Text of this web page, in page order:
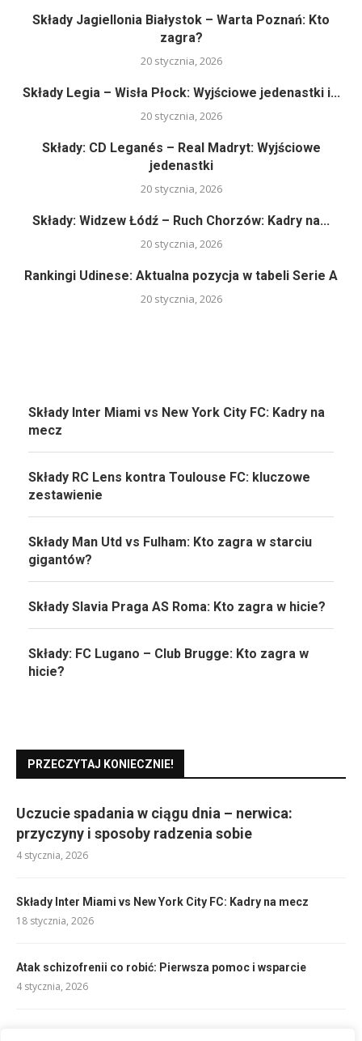
Składy Jagiellonia Białystok – Warta Poznań: Kto
zagra?
20 stycznia, 2026
Składy Legia – Wisła Płock: Wyjściowe jedenastki i...
20 stycznia, 2026
Składy: CD Leganés – Real Madryt: Wyjściowe
jedenastki
20 stycznia, 2026
Składy: Widzew Łódź – Ruch Chorzów: Kadry na...
20 stycznia, 2026
Rankingi Udinese: Aktualna pozycja w tabeli Serie A
20 stycznia, 2026
Składy Inter Miami vs New York City FC: Kadry na
mecz
Składy RC Lens kontra Toulouse FC: kluczowe
zestawienie
Składy Man Utd vs Fulham: Kto zagra w starciu
gigantów?
Składy Slavia Praga AS Roma: Kto zagra w hicie?
Składy: FC Lugano – Club Brugge: Kto zagra w
hicie?
PRZECZYTAJ KONIECZNIE!
Uczucie spadania w ciągu dnia – nerwica:
przyczyny i sposoby radzenia sobie
4 stycznia, 2026
Składy Inter Miami vs New York City FC: Kadry na mecz
18 stycznia, 2026
Atak schizofrenii co robić: Pierwsza pomoc i wsparcie
4 stycznia, 2026